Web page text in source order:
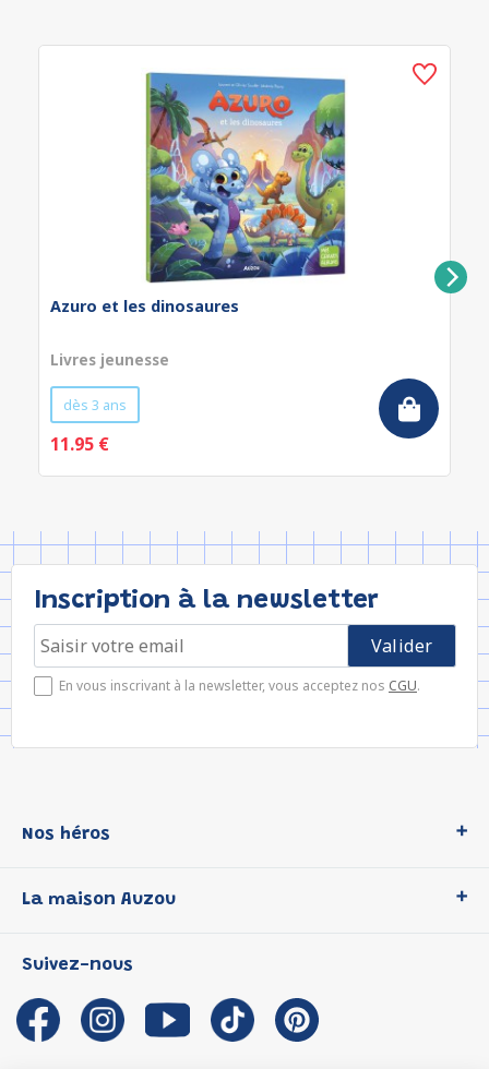
Azuro et les dinosaures
Livres jeunesse
dès 3 ans
11.95 €
Inscription à la newsletter
En vous inscrivant à la newsletter, vous acceptez nos CGU.
Nos héros
P'tit Loup
Les Influenceuses
Migali
Petite Taupe
La maison Auzou
Notre histoire
Auzou s'engage
Auteurs et illustrateurs Auzou
Suivez-nous